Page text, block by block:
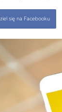
się na Facebooku